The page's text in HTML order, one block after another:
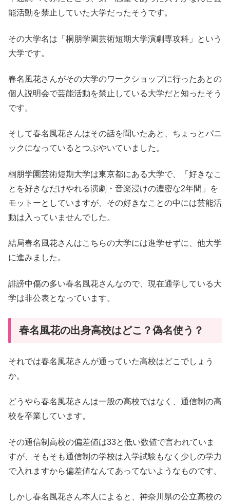
能活動を禁止していた大学だったそうです。
その大学名は「桐朋学園芸術短期大学演劇専攻科」という
大学です。
春名風花さんがその大学のワークショップに行ったあとの
個人説明会で芸能活動を禁止している大学だと知ったそう
です。
そして春名風花さんはその話を聞いたあと、ちょっとパニ
ックになっているとつぶやいていました。
桐朋学園芸術短期大学は東京都にある大学で、「好きなこ
とを好きなだけやれる演劇・音楽浸けの濃密な2年間」を
モットーとしていますが、その好きなことの中には芸能活
動は入っていませんでした。
結局春名風花さんはこちらの大学には進学せずに、他大学
に進みました。
誹謗中傷の多い春名風花さんなので、現在通学している大
学は非公表となっています。
春名風花の出身高校はどこ？偽名使う？
それでは春名風花さんが通っていた高校はどこでしょう
か。
どうやら春名風花さんは一般の高校ではなく、通信制の高
校を卒業しています。
その通信制高校の偏差値は33と低い数値で言われていま
すが、そもそも通信制の学校は入学試験もなく少しの学力
で入れますから偏差値なんてあってないようなものです。
しかし春名風花さん本人によると、神奈川県の公立高校の